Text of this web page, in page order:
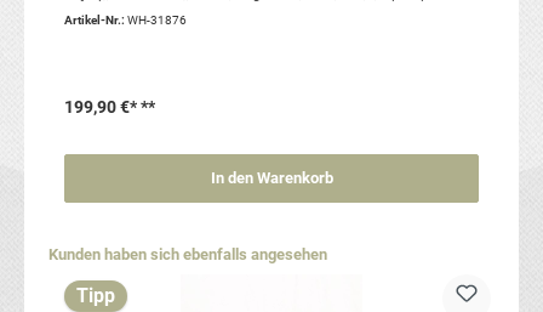
Maße: ca. 21.5cm x 18cm (hinten)und 36cm x 8.5cm (vorne)
Artikel-Nr.: WH-31876
199,90 €***
In den Warenkorb
Produktgalerie überspringen
Kunden haben sich ebenfalls angesehen
Tipp